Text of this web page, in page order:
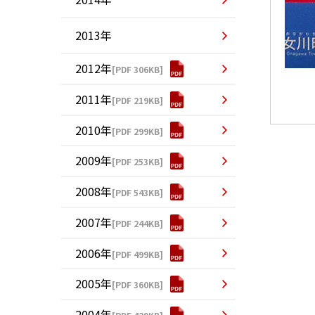
2013年
2012年[PDF 306KB]
2011年[PDF 219KB]
2010年[PDF 299KB]
2009年[PDF 253KB]
2008年[PDF 543KB]
2007年[PDF 244KB]
2006年[PDF 499KB]
2005年[PDF 360KB]